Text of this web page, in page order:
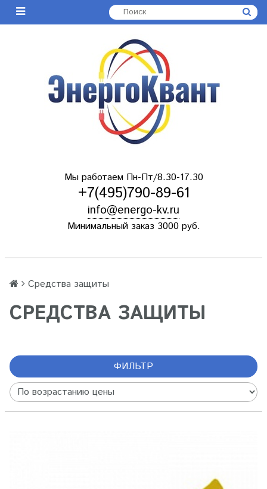
Мы работаем Пн-Пт/8.30-17.30
+7(495)790-89-61
info@energo-kv.ru
Минимальный заказ 3000 руб.
Cредства защиты
CРЕДСТВА ЗАЩИТЫ
ФИЛЬТР